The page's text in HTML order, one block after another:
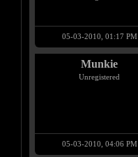
05-03-2010, 01:17 PM
Munkie
Unregistered
05-03-2010, 04:06 PM